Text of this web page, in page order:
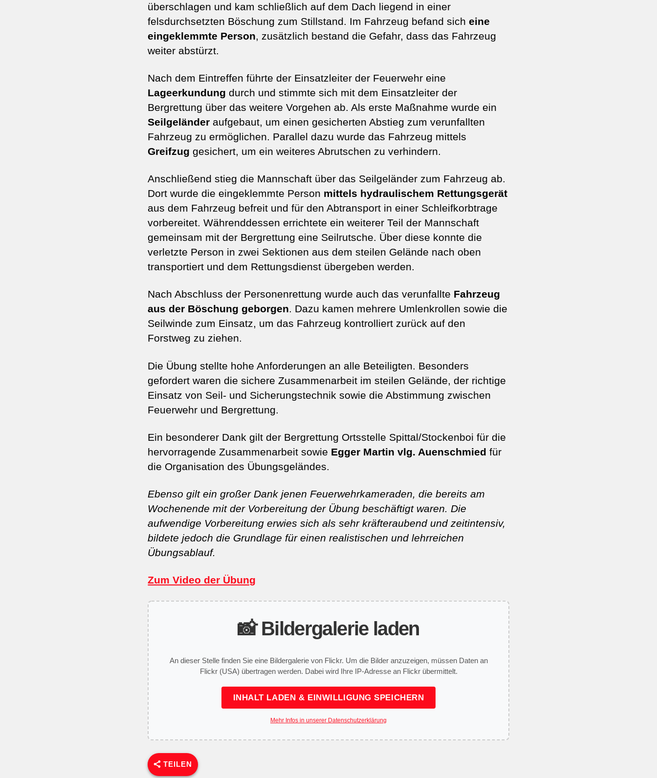
überschlagen und kam schließlich auf dem Dach liegend in einer
felsdurchsetzten Böschung zum Stillstand. Im Fahrzeug befand sicheine
eingeklemmte Person, zusätzlich bestand die Gefahr, dass das Fahrzeug
weiter abstürzt.
Nach dem Eintreffen führte der Einsatzleiter der Feuerwehr eine
Lageerkundung durch und stimmte sich mit dem Einsatzleiter der
Bergrettung über das weitere Vorgehen ab. Als erste Maßnahme wurde ein
Seilgeländer aufgebaut, um einen gesicherten Abstieg zum verunfallten
Fahrzeug zu ermöglichen. Parallel dazu wurde das Fahrzeug mittels
Greifzug gesichert, um ein weiteres Abrutschen zu verhindern.
Anschließend stieg die Mannschaft über das Seilgeländer zum Fahrzeug ab.
Dort wurde die eingeklemmte Person mittels hydraulischem Rettungsgerät
aus dem Fahrzeug befreit und für den Abtransport in einer Schleifkorbtrage
vorbereitet. Währenddessen errichtete ein weiterer Teil der Mannschaft
gemeinsam mit der Bergrettung eine Seilrutsche. Über diese konnte die
verletzte Person in zwei Sektionen aus dem steilen Gelände nach oben
transportiert und dem Rettungsdienst übergeben werden.
Nach Abschluss der Personenrettung wurde auch das verunfallte Fahrzeug
aus der Böschung geborgen. Dazu kamen mehrere Umlenkrollen sowie die
Seilwinde zum Einsatz, um das Fahrzeug kontrolliert zurück auf den
Forstweg zu ziehen.
Die Übung stellte hohe Anforderungen an alle Beteiligten. Besonders
gefordert waren die sichere Zusammenarbeit im steilen Gelände, der richtige
Einsatz von Seil- und Sicherungstechnik sowie die Abstimmung zwischen
Feuerwehr und Bergrettung.
Ein besonderer Dank gilt der Bergrettung Ortsstelle Spittal/Stockenboi für die
hervorragende Zusammenarbeit sowie Egger Martin vlg. Auenschmied für
die Organisation des Übungsgeländes.
Ebenso gilt ein großer Dank jenen Feuerwehrkameraden, die bereits am
Wochenende mit der Vorbereitung der Übung beschäftigt waren. Die
aufwendige Vorbereitung erwies sich als sehr kräfteraubend und zeitintensiv,
bildete jedoch die Grundlage für einen realistischen und lehrreichen
Übungsablauf.
Zum Video der Übung
📸 Bildergalerie laden
An dieser Stelle finden Sie eine Bildergalerie von Flickr. Um die Bilder anzuzeigen, müssen Daten an
Flickr (USA) übertragen werden. Dabei wird Ihre IP-Adresse an Flickr übermittelt.
INHALT LADEN & EINWILLIGUNG SPEICHERN
Mehr Infos in unserer Datenschutzerklärung
TEILEN